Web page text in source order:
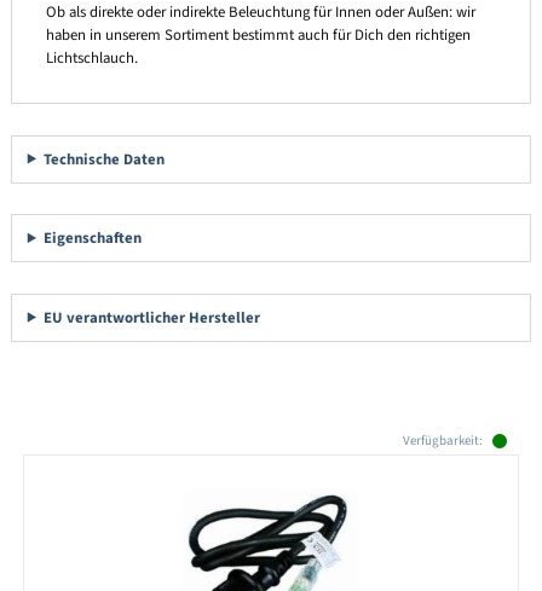
Ob als direkte oder indirekte Beleuchtung für Innen oder Außen: wir
haben in unserem Sortiment bestimmt auch für Dich den richtigen
Lichtschlauch.
Technische Daten
Eigenschaften
EU verantwortlicher Hersteller
Verfügbarkeit: